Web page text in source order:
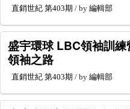
直銷世紀 第403期 / by 編輯部
盛宇環球 LBC領袖訓
領袖之路
直銷世紀 第403期 / by 編輯部